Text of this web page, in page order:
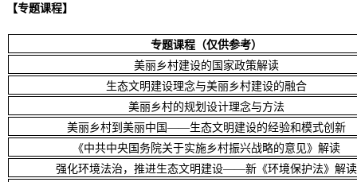
【专题课程】
专题课程（仅供参考）
美丽乡村建设的国家政策解读
生态文明建设理念与美丽乡村建设的融合
美丽乡村的规划设计理念与方法
美丽乡村到美丽中国——生态文明建设的经验和模式创新
《中共中央国务院关于实施乡村振兴战略的意见》解读
强化环境法治，推进生态文明建设——新《环境保护法》解读